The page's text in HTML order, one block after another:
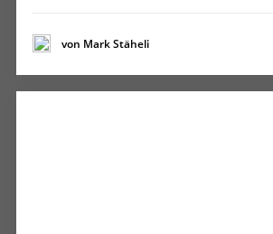
von Mark Stäheli